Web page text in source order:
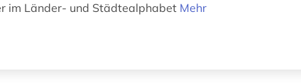
im Länder- und Städtealphabet Mehr